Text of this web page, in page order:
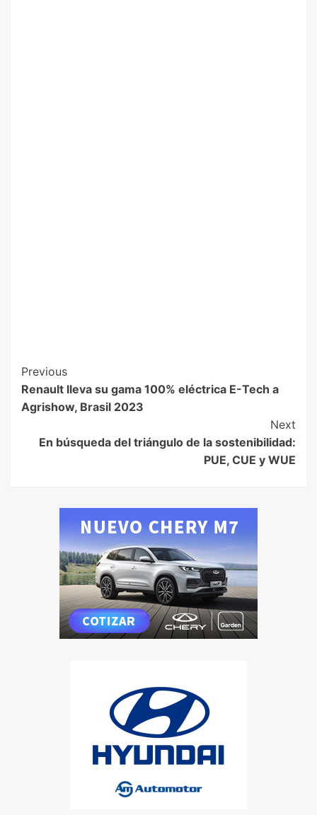
Previous
Renault lleva su gama 100% eléctrica E-Tech a
Agrishow, Brasil 2023
Next
En búsqueda del triángulo de la sostenibilidad:
PUE, CUE y WUE